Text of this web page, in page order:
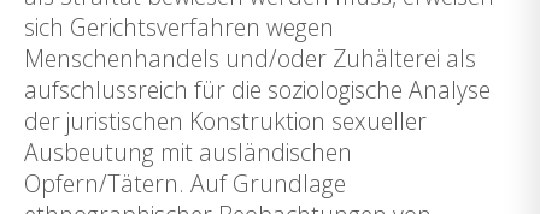
sich Gerichtsverfahren wegen
Menschenhandels und/oder Zuhälterei als
aufschlussreich für die soziologische Analyse
der juristischen Konstruktion sexueller
Ausbeutung mit ausländischen
Opfern/Tätern. Auf Grundlage